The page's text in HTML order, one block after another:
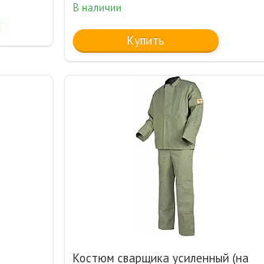
В наличии
Купить
Костюм сварщика усиленный (на